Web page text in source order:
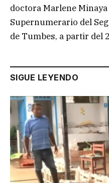
doctora Marlene
Supernumerario del
de Tumbes, a partir del
SIGUE LEYENDO